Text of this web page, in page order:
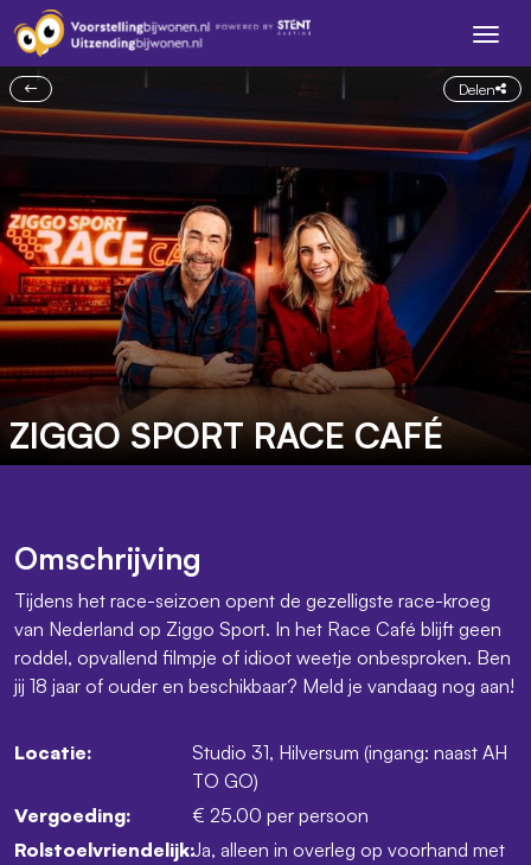
Delen
ZIGGO SPORT RACE CAFÉ
Omschrijving
Tijdens het race-seizoen opent de gezelligste race-kroeg
van Nederland op Ziggo Sport. In het Race Café blijft geen
roddel, opvallend filmpje of idioot weetje onbesproken. Ben
jij 18 jaar of ouder en beschikbaar? Meld je vandaag nog aan!
Locatie:
Studio 31, Hilversum (ingang: naast AH
TO GO)
Vergoeding:
€ 25.00 per persoon
Rolstoelvriendelijk:Ja, alleen in overleg op voorhand met